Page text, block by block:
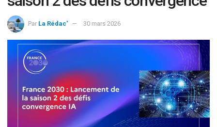
Par La Rédac' 30 mars 2026